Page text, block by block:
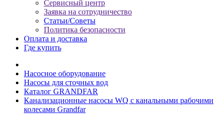
Сервисный центр
Заявка на сотрудничество
Статьи/Советы
Политика безопасности
Оплата и доставка
Где купить
Насосное оборудование
Насосы для сточных вод
Каталог GRANDFAR
Канализационные насосы WQ с канальными рабочими
колесами Grandfar